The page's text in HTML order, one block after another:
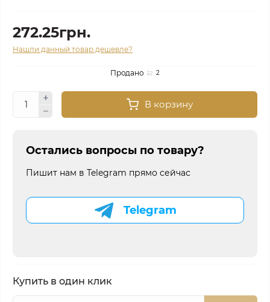
272.25грн.
Нашли данный товар дешевле?
Продано 2
В корзину
Остались вопросы по товару?
Пишит нам в Telegram прямо сейчас
Telegram
Купить в один клик